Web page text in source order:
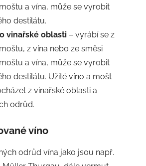
a vína, může se vyrobit
destilátu.
vinařské oblasti – vyrábí se z
z vína nebo ze směsi
a vína, může se vyrobit
destilátu. Užité víno a mošt
z vinařské oblasti a
odrůd.
víno
odrůd vína jako jsou např.